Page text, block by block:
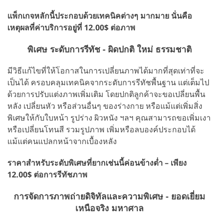
แพ็กเกจหลักนี้ประกอบด้วยเทคนิคต่างๆ มากมาย นั่นคือ
เหตุผลที่ค่าบริการอยู่ที่ 12.00$ ต่อภาพ
พิเศษ ระดับการรีทัช - ผิดปกติ ใหม่ ธรรมชาติ
มีวิธีแก้ไขที่ให้โอกาสในการเปลี่ยนภาพได้มากที่สุดเท่าที่จะ
เป็นได้ ครอบคลุมเทคนิคจากระดับการรีทัชพื้นฐาน แต่เต็มไป
ด้วยการปรับแต่งภาพเพิ่มเติม โดยปกติลูกค้าจะขอเปลี่ยนพื้น
หลัง เปลี่ยนหัว หรือส่วนอื่นๆ ของร่างกาย หรือแม้แต่เพิ่มสิ่ง
พิเศษให้กับใบหน้า รูปร่าง ผิวหนัง ฯลฯ คุณสามารถขอเพิ่มเงา
หรือเปลี่ยนโทนสี รวมรูปภาพ เพิ่มหรือลบองค์ประกอบได้
แม้แต่คนแปลกหน้าจากเบื้องหลัง
ราคาสำหรับระดับพิเศษที่ยากเช่นนี้ค่อนข้างต่ำ – เพียง
12.00$ ต่อการรีทัชภาพ
การจัดการภาพถ่ายดิจิทัลและความพิเศษ - ยอดเยี่ยม
เหนือจริง มหาศาล